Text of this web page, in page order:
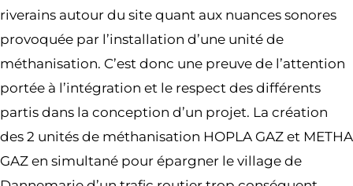
riverains autour du site quant aux nuances sonores
provoquée par l’installation d’une unité de
méthanisation. C’est donc une preuve de l’attention
portée à l’intégration et le respect des différents
partis dans la conception d’un projet. La création
des 2 unités de méthanisation HOPLA GAZ et METHA
GAZ en simultané pour épargner le village de